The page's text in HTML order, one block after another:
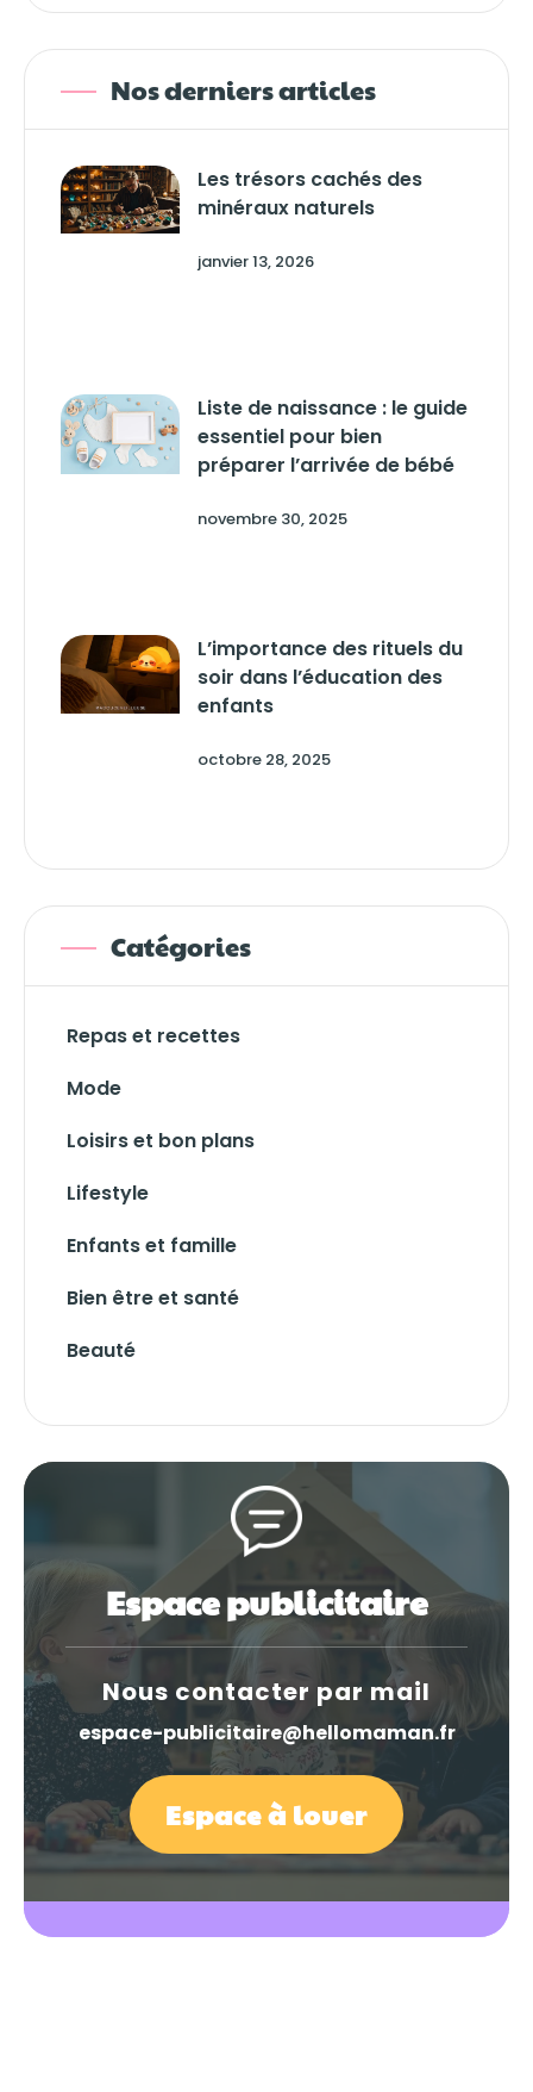
Nos derniers articles
Les trésors cachés des
minéraux naturels
janvier 13, 2026
Liste de naissance : le guide
essentiel pour bien
préparer l’arrivée de bébé
novembre 30, 2025
L’importance des rituels du
soir dans l’éducation des
enfants
octobre 28, 2025
Catégories
Repas et recettes
Mode
Loisirs et bon plans
Lifestyle
Enfants et famille
Bien être et santé
Beauté
Espace publicitaire
Nous contacter par mail
espace-publicitaire@hellomaman.fr
Espace à louer